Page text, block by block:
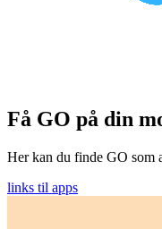
Få GO på din
Her kan du finde GO som
links til apps